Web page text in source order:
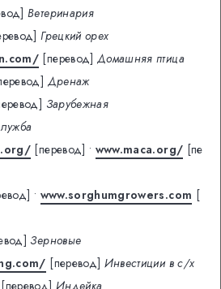
Ветеринария
Грецкий орех
[перевод] Домашняя птица
Дренаж
Зарубежная
[перевод] • www.maca.org/ [пе
• www.sorghumgrowers.com [
Зерновые
[перевод] Инвестиции в с/х